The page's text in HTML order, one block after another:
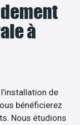
à
de
bénéficierez
Nous étudions